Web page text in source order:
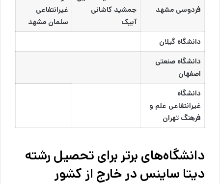
فردوسی مشهد
جمشید کاشانی
آبیک
غیرانتفاعی
سلمان مشهد
دانشگاه گیلان
دانشگاه صنعتی
اصفهان
دانشگاه
غیرانتفاعی علم و
فرهنگ تهران
دانشگاه‌های برتر برای تحصیل رشته
دیتا ساینس در خارج از کشور